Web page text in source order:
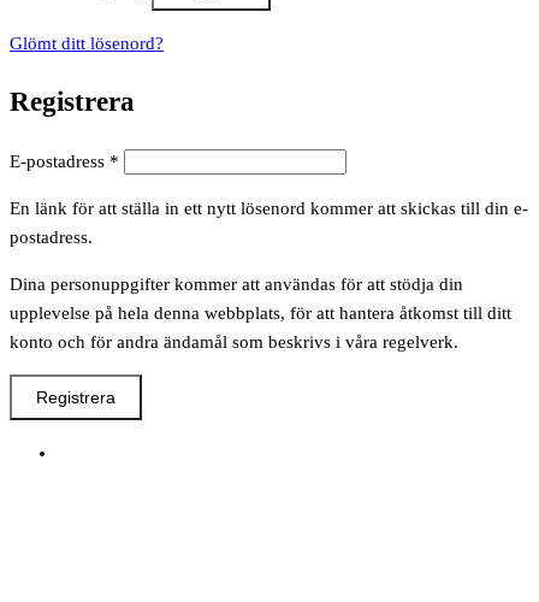
Glömt ditt lösenord?
Registrera
E-postadress *
En länk för att ställa in ett nytt lösenord kommer att skickas till din e-
postadress.
Dina personuppgifter kommer att användas för att stödja din
upplevelse på hela denna webbplats, för att hantera åtkomst till ditt
konto och för andra ändamål som beskrivs i våra regelverk.
Registrera